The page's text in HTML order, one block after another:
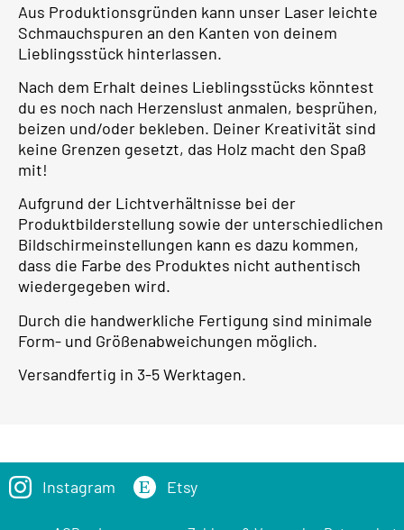
Aus Produktionsgründen kann unser Laser leichte
Schmauchspuren an den Kanten von deinem
Lieblingsstück hinterlassen.
Nach dem Erhalt deines Lieblingsstücks könntest
du es noch nach Herzenslust anmalen, besprühen,
beizen und/oder bekleben. Deiner Kreativität sind
keine Grenzen gesetzt, das Holz macht den Spaß
mit!
Aufgrund der Lichtverhältnisse bei der
Produktbilderstellung sowie der unterschiedlichen
Bildschirmeinstellungen kann es dazu kommen,
dass die Farbe des Produktes nicht authentisch
wiedergegeben wird.
Durch die handwerkliche Fertigung sind minimale
Form- und Größenabweichungen möglich.
Versandfertig in 3-5 Werktagen.
Instagram Etsy